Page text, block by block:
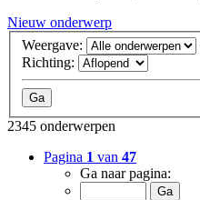
Nieuw onderwerp
Weergave:
Richting:
2345 onderwerpen
Pagina 1 van 47
Ga naar pagina: